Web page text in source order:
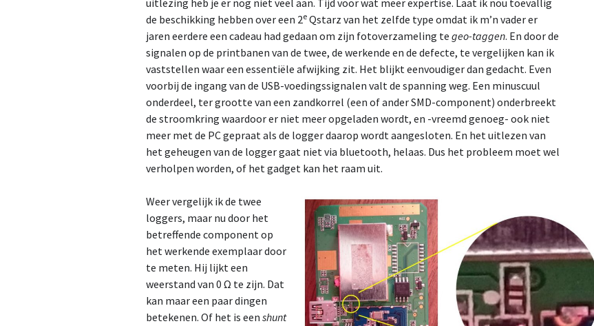
uitlezing heb je er nog niet veel aan. Tijd voor wat meer expertise. Laat ik nou toevallig
de beschikking hebben over een 2e Qstarz van het zelfde type omdat ik m’n vader er
jaren eerdere een cadeau had gedaan om zijn fotoverzameling te geo-taggen. En door de
signalen op de printbanen van de twee, de werkende en de defecte, te vergelijken kan ik
vaststellen waar een essentiële afwijking zit. Het blijkt eenvoudiger dan gedacht. Even
voorbij de ingang van de USB-voedingssignalen valt de spanning weg. Een minuscuul
onderdeel, ter grootte van een zandkorrel (een of ander SMD-component) onderbreekt
de stroomkring waardoor er niet meer opgeladen wordt, en -vreemd genoeg- ook niet
meer met de PC gepraat als de logger daarop wordt aangesloten. En het uitlezen van
het geheugen van de logger gaat niet via bluetooth, helaas. Dus het probleem moet wel
verholpen worden, of het gadget kan het raam uit.
Weer vergelijk ik de twee
loggers, maar nu door het
betreffende component op
het werkende exemplaar door
te meten. Hij lijkt een
weerstand van 0 Ω te zijn. Dat
kan maar een paar dingen
betekenen. Of het is een shunt